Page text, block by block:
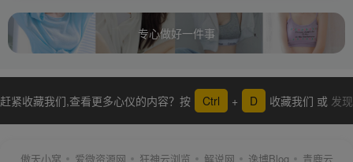
专心做好一件事
赶紧收藏我们,查看更多心仪的内容？按 Ctrl + D 收藏我们 或 发现
傲天小窝 爱微资源网 狂神云浏览 解说网 逸博Blog 青鹿云